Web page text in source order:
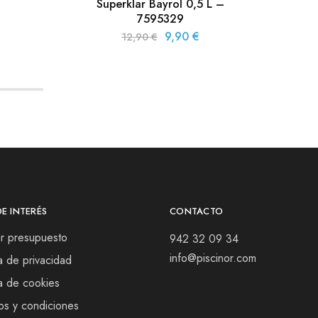
Superklar Bayrol 0,5 L –
7595329
12,90€ 9,90 €
INTERÉS
presupuesto
de privacidad
de cookies
y condiciones
CONTACTO
942 32 09 34
info@piscinor.com